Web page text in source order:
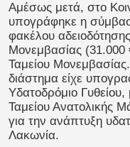
Αμέσως μετά, στο
υπογράφηκε η
φακέλου
Μονεμβασίας (31.000
Ταμείου
διάστημα είχε
Υδατοδρόμιο
Ταμείου Ανατολικής
για την ανάπτυξη
Λακωνία.